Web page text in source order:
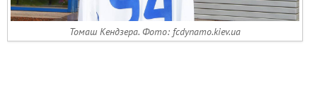
Томаш Кендзера. Фото: fcdynamo.kiev.ua